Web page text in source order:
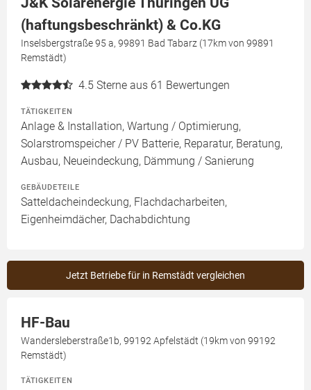
(haftungsbeschränkt) & Co.KG
Inselsbergstraße 95 a, 99891 Bad Tabarz (17km von 99891
Remstädt)
4.5 Sterne aus 61 Bewertungen
TÄTIGKEITEN
Anlage & Installation, Wartung / Optimierung,
Solarstromspeicher / PV Batterie, Reparatur, Beratung,
Ausbau, Neueindeckung, Dämmung / Sanierung
GEBÄUDETEILE
Satteldacheindeckung, Flachdacharbeiten,
Eigenheimdächer, Dachabdichtung
Jetzt Betriebe für in Remstädt vergleichen
HF-Bau
Wandersleberstraße1b, 99192 Apfelstädt (19km von 99192
Remstädt)
TÄTIGKEITEN